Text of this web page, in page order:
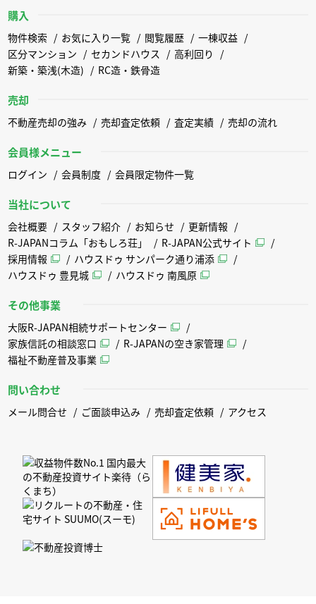
購入
物件検索 お気に入り一覧 閲覧履歴
一棟収益
区分マンション
セカンドハウス
高利回り
新築・築浅(木造)
RC造・鉄骨造
売却
不動産売却の強み 売却査定依頼 査定実績 売却の流れ
会員様メニュー
ログイン 会員制度 会員限定物件一覧
当社について
会社概要 スタッフ紹介 お知らせ
更新情報
R-JAPANコラム「おもしろ荘」
R-JAPAN公式サイト
採用情報
ハウスドゥ サンパーク通り浦添
ハウスドゥ 豊見城
ハウスドゥ 南風原
その他事業
大阪R-JAPAN相続サポートセンター
家族信託の相談窓口
R-JAPANの空き家管理
福祉不動産普及事業
問い合わせ
メール問合せ ご面談申込み 売却査定依頼 アクセス